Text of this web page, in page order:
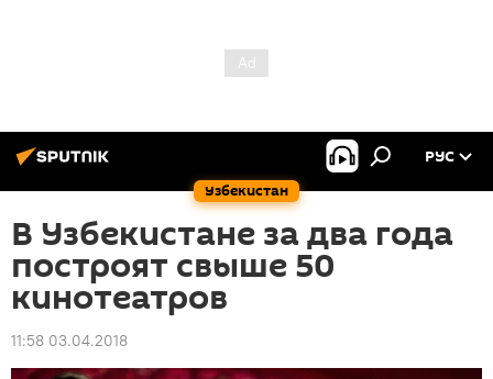
Узбекистан
РУС
В Узбекистане за два года
построят свыше 50
кинотеатров
11:58 03.04.2018